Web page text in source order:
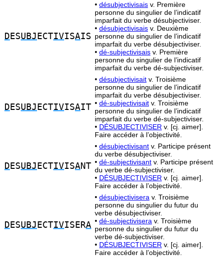
D ESUBJ ECTIVISAIS
• désubjectivisais v. Première
personne du singulier de l’indicatif
imparfait du verbe désubjectiviser.
• désubjectivisais v. Deuxième
personne du singulier de l’indicatif
imparfait du verbe désubjectiviser.
• dé-subjectivisais v. Première
personne du singulier de l’indicatif
imparfait du verbe dé-subjectiviser.
D ESUBJ ECTIVISAIT
• désubjectivisait v. Troisième
personne du singulier de l’indicatif
imparfait du verbe désubjectiviser.
• dé-subjectivisait v. Troisième
personne du singulier de l’indicatif
imparfait du verbe dé-subjectiviser.
• DÉSUBJECTIVISER v. [cj. aimer].
Faire accéder à l’objectivité.
D ESUBJ ECTIVISANT
• désubjectivisant v. Participe présent
du verbe désubjectiviser.
• dé-subjectivisant v. Participe présent
du verbe dé-subjectiviser.
• DÉSUBJECTIVISER v. [cj. aimer].
Faire accéder à l’objectivité.
D ESUBJ ECTIVISERA
• désubjectivisera v. Troisième
personne du singulier du futur du
verbe désubjectiviser.
• dé-subjectivisera v. Troisième
personne du singulier du futur du
verbe dé-subjectiviser.
• DÉSUBJECTIVISER v. [cj. aimer].
Faire accéder à l’objectivité.